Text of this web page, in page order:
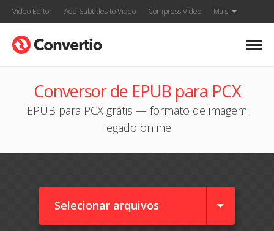
Video Editor Add Subtitles to Video Compress Video Mais
Conversor de EPUB para PCX
EPUB para PCX grátis — formato de imagem
legado online
Selecionar arquivos